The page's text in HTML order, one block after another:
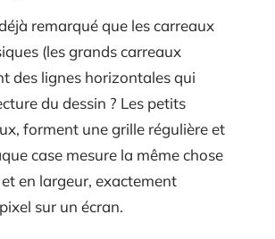
remarqué que les carreaux
(les grands carreaux
des lignes horizontales qui
du dessin ? Les petits
forment une grille régulière et
case mesure la même chose
en largeur, exactement
sur un écran.